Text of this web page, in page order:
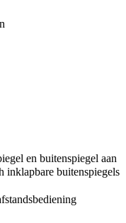
en buitenspiegel aan
inklapbare buitenspiegels